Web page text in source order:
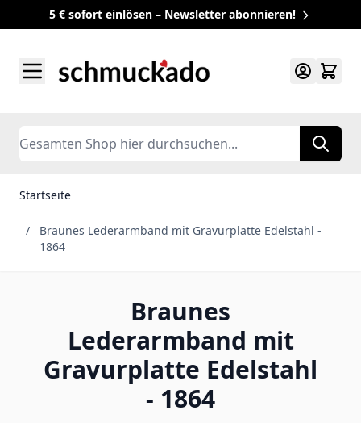
5 € sofort einlösen – Newsletter abonnieren!
Search
Startseite
/
Braunes Lederarmband mit Gravurplatte Edelstahl -
1864
Braunes
Lederarmband mit
Gravurplatte Edelstahl
- 1864